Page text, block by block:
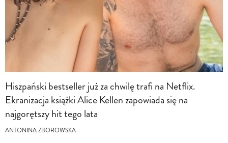
Hiszpański bestseller już za chwilę trafi na Netflix.
Ekranizacja książki Alice Kellen zapowiada się na
najgorętszy hit tego lata
ANTONINA ZBOROWSKA